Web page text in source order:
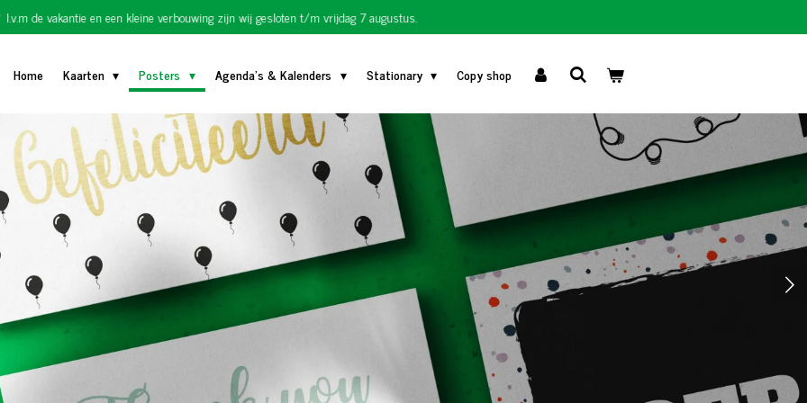
I.v.m de vakantie en een kleine verbouwing zijn wij gesloten t/m vrijdag 7 augustus.
Home Kaarten Posters Agenda's & Kalenders Stationary Copy shop